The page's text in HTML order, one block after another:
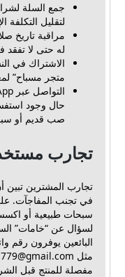
جمع السلة
لتقليل التكلفة
مراقبة تاريخ
له حتى لا تفقد
الاشتراك في
متجر مسباح”
حال وجود
صب قديم أو
تجارب
تجارب المشترين تبين
في تجنب المفاجآت.
سبحات طبيعية أو
لسؤال عن “خامات”
البائعين يوفرون رقم
مثل
مفصلة للمنتج قبل